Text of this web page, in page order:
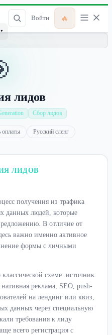
Войти 🔥
лидов
Сбор лидов
Русский сленг
ЛИДОВ
получения из трафика
данных людей, которые
В отличие от
важно именно активное
формы с личными
схеме: источник
реклама, SEO, push-
на лендинг или квиз,
данных через специальную
требования к лиду
всего регистрация с